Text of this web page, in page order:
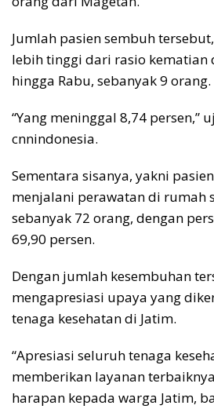
Jumlah pasien sembuh
lebih tinggi dari rasio kematian
hingga Rabu, sebanyak 9 orang.
“Yang meninggal 8,74 persen,”
cnnindonesia.
Sementara sisanya, yakni
menjalani perawatan di rumah
sebanyak 72 orang, dengan
69,90 persen.
Dengan jumlah kesembuhan
mengapresiasi upaya yang
tenaga kesehatan di Jatim.
“Apresiasi seluruh tenaga
memberikan layanan
harapan kepada warga Jatim,